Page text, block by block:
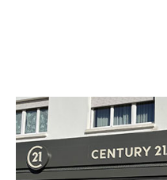
CENTURY 21
32 rue